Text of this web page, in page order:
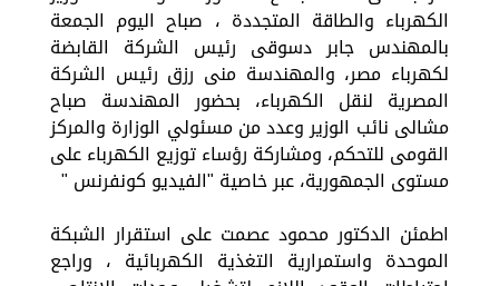
الكهرباء والطاقة المتجددة ، صباح اليوم الجمعة
بالمهندس جابر دسوقى رئيس الشركة القابضة
لكهرباء مصر، والمهندسة منى رزق رئيس الشركة
المصرية لنقل الكهرباء، بحضور المهندسة صباح
مشالى نائب الوزير وعدد من مسئولي الوزارة والمركز
القومى للتحكم، ومشاركة رؤساء توزيع الكهرباء على
مستوى الجمهورية، عبر خاصية "الفيديو كونفرنس "
اطمئن الدكتور محمود عصمت على استقرار الشبكة
الموحدة واستمرارية التغذية الكهربائية ، وراجع